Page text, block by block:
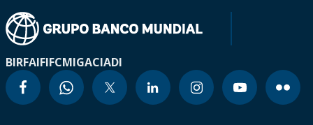
BIRFAIFIFCMIGACIADI